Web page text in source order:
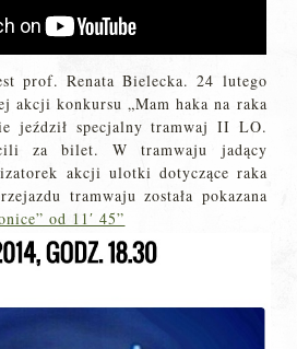
prof. Renata Bielecka. 24 lutego
akcji konkursu „Mam haka na raka
jeździł specjalny tramwaj II LO.
za bilet. W tramwaju jadący
akcji ulotki dotyczące raka
tramwaju została pokazana
od 11′ 45”